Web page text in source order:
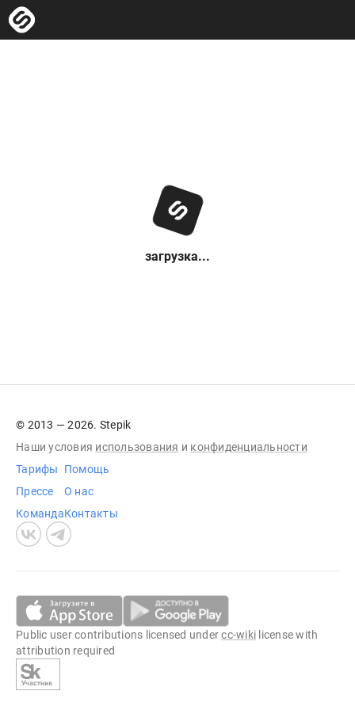
загрузка...
© 2013 — 2026. Stepik
Наши условия использования и конфиденциальности
Тарифы
Прессе
Команда
Помощь
О нас
Контакты
Public user contributions licensed undercc-wiki license with
attribution required